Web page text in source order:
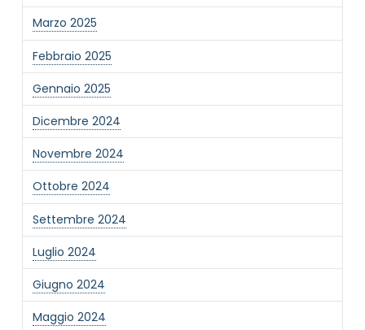
Marzo 2025
Febbraio 2025
Gennaio 2025
Dicembre 2024
Novembre 2024
Ottobre 2024
Settembre 2024
Luglio 2024
Giugno 2024
Maggio 2024
Informativa Privacy*
Ho preso visione dell'informativa privacy
Privacy Policy completa
Newsletter
Desidero rimanere aggiornato sulle ultime
novità dell'Associazione tramite l'iscrizione alla
newsletter
Invia